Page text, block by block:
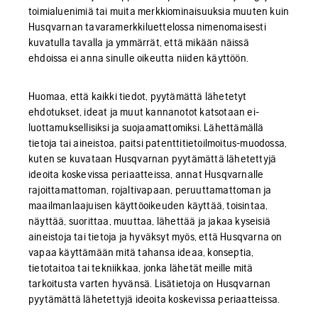
toimialuenimiä tai muita merkkiominaisuuksia muuten kuin
Husqvarnan tavaramerkkiluettelossa nimenomaisesti
kuvatulla tavalla ja ymmärrät, että mikään näissä
ehdoissa ei anna sinulle oikeutta niiden käyttöön.
Huomaa, että kaikki tiedot, pyytämättä lähetetyt
ehdotukset, ideat ja muut kannanotot katsotaan ei-
luottamuksellisiksi ja suojaamattomiksi. Lähettämällä
tietoja tai aineistoa, paitsi patenttitietoilmoitus-muodossa,
kuten se kuvataan Husqvarnan pyytämättä lähetettyjä
ideoita koskevissa periaatteissa, annat Husqvarnalle
rajoittamattoman, rojaltivapaan, peruuttamattoman ja
maailmanlaajuisen käyttöoikeuden käyttää, toisintaa,
näyttää, suorittaa, muuttaa, lähettää ja jakaa kyseisiä
aineistoja tai tietoja ja hyväksyt myös, että Husqvarna on
vapaa käyttämään mitä tahansa ideaa, konseptia,
tietotaitoa tai tekniikkaa, jonka lähetät meille mitä
tarkoitusta varten hyvänsä. Lisätietoja on Husqvarnan
pyytämättä lähetettyjä ideoita koskevissa periaatteissa.